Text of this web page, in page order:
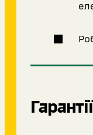
Гарантії